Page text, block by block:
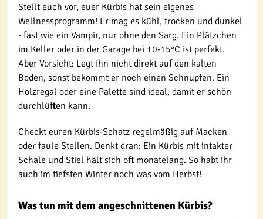
Stellt euch vor, euer Kürbis hat sein eigenes
Wellnessprogramm! Er mag es kühl, trocken und dunkel
- fast wie ein Vampir, nur ohne den Sarg. Ein Plätzchen
im Keller oder in der Garage bei 10-15°C ist perfekt.
Aber Vorsicht: Legt ihn nicht direkt auf den kalten
Boden, sonst bekommt er noch einen Schnupfen. Ein
Holzregal oder eine Palette sind ideal, damit er schön
durchlüften kann.
Checkt euren Kürbis-Schatz regelmäßig auf Macken
oder faule Stellen. Denkt dran: Ein Kürbis mit intakter
Schale und Stiel hält sich oft monatelang. So habt ihr
auch im tiefsten Winter noch was vom Herbst!
Was tun mit dem angeschnittenen Kürbis?